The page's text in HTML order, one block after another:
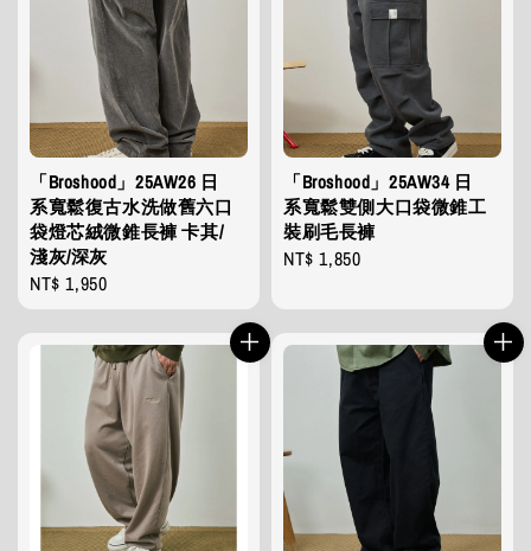
「Broshood」25AW26 日
系寬鬆復古水洗做舊六口
袋燈芯絨微錐長褲 卡其/
淺灰/深灰
Regular
price
NT$ 1,950
「Broshood」25AW34 日
系寬鬆雙側大口袋微錐工
裝刷毛長褲
Regular
NT$ 1,850